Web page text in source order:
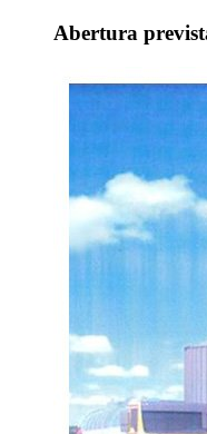
Abertura